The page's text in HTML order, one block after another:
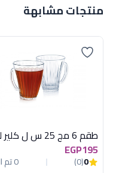
منتجات مشابهة
EGP195
0
(0)
0 تم البيع